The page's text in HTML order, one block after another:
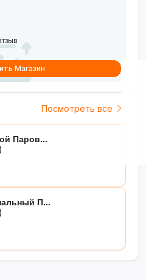
Посмотреть все
Паров...
П...
Магазин